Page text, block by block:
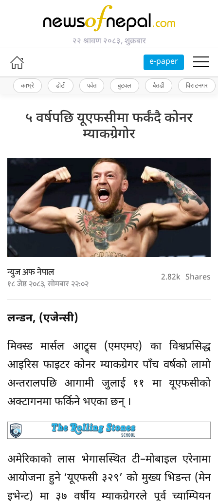
२२ श्रावण २०८३, शुक्रबार
e-paper
काभ्रे डोटी पर्वत बुटवल बैतडी विराटनगर
५ वर्षपछि यूएफसीमा फर्कंदै कोनर
म्याकग्रेगोर
न्युज अफ नेपाल
१८ जेष्ठ २०८३, सोमबार २२:०२ 2.82k Shares
लन्डन, (एजेन्सी)
मिक्स्ड मार्सल आट्र्स (एमएमए) का विश्वप्रसिद्ध
आइरिस फाइटर कोनर म्याकग्रेगर पाँच वर्षको लामो
अन्तरालपछि आगामी जुलाई ११ मा यूएफसीको
अक्टागनमा फर्किने भएका छन् ।
अमेरिकाको लास भेगासस्थित टी–मोबाइल एरेनामा
आयोजना हुने ‘यूएफसी ३२९’ को मुख्य भिडन्त (मेन
इभेन्ट) मा ३७ वर्षीय म्याकग्रेगरले पूर्व च्याम्पियन